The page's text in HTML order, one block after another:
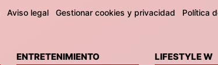
Aviso legal Gestionar cookies y privacidad Política
ENTRETENIMIENTO
LIFESTYLE W